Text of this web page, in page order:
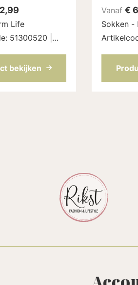
Life
51300520 |
bekijken
Vanaf €
Sokken -